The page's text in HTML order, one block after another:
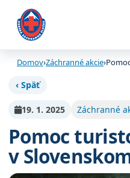
Domov›Záchranné akcie›
‹ Späť
19. 1. 2025 Záchranné
Pomoc
v